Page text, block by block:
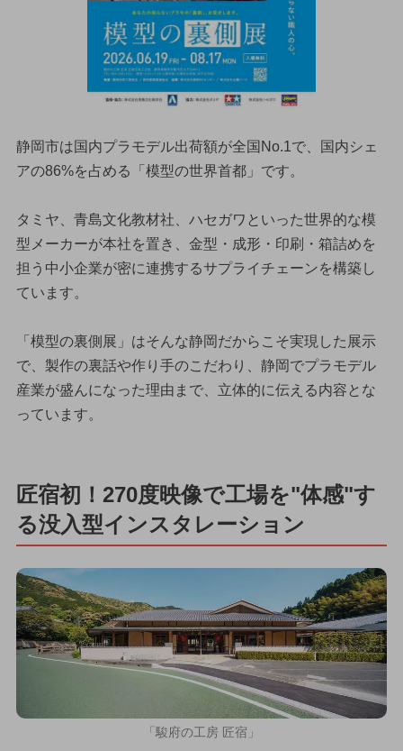
静岡市は国内プラモデル出荷額が全国No.1で、国内シェ
アの86%を占める「模型の世界首都」です。
タミヤ、青島文化教材社、ハセガワといった世界的な模
型メーカーが本社を置き、金型・成形・印刷・箱詰めを
担う中小企業が密に連携するサプライチェーンを構築し
ています。
「模型の裏側展」はそんな静岡だからこそ実現した展示
で、製作の裏話や作り手のこだわり、静岡でプラモデル
産業が盛んになった理由まで、立体的に伝える内容とな
っています。
匠宿初！270度映像で工場を"体感"す
る没入型インスタレーション
「駿府の工房 匠宿」